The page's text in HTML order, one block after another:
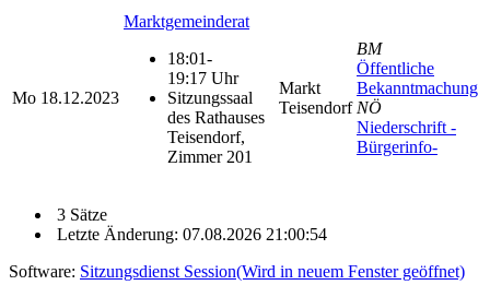
Mo 18.12.2023
Marktgemeinderat
18:01-
19:17 Uhr
Sitzungssaal
des Rathauses
Teisendorf,
Zimmer 201
Markt
Teisendorf
BM
Öffentliche
Bekanntmachung
NÖ
Niederschrift -
Bürgerinfo-
3 Sätze
Letzte Änderung: 07.08.2026 21:00:54
Software: Sitzungsdienst Session(Wird in neuem Fenster geöffnet)